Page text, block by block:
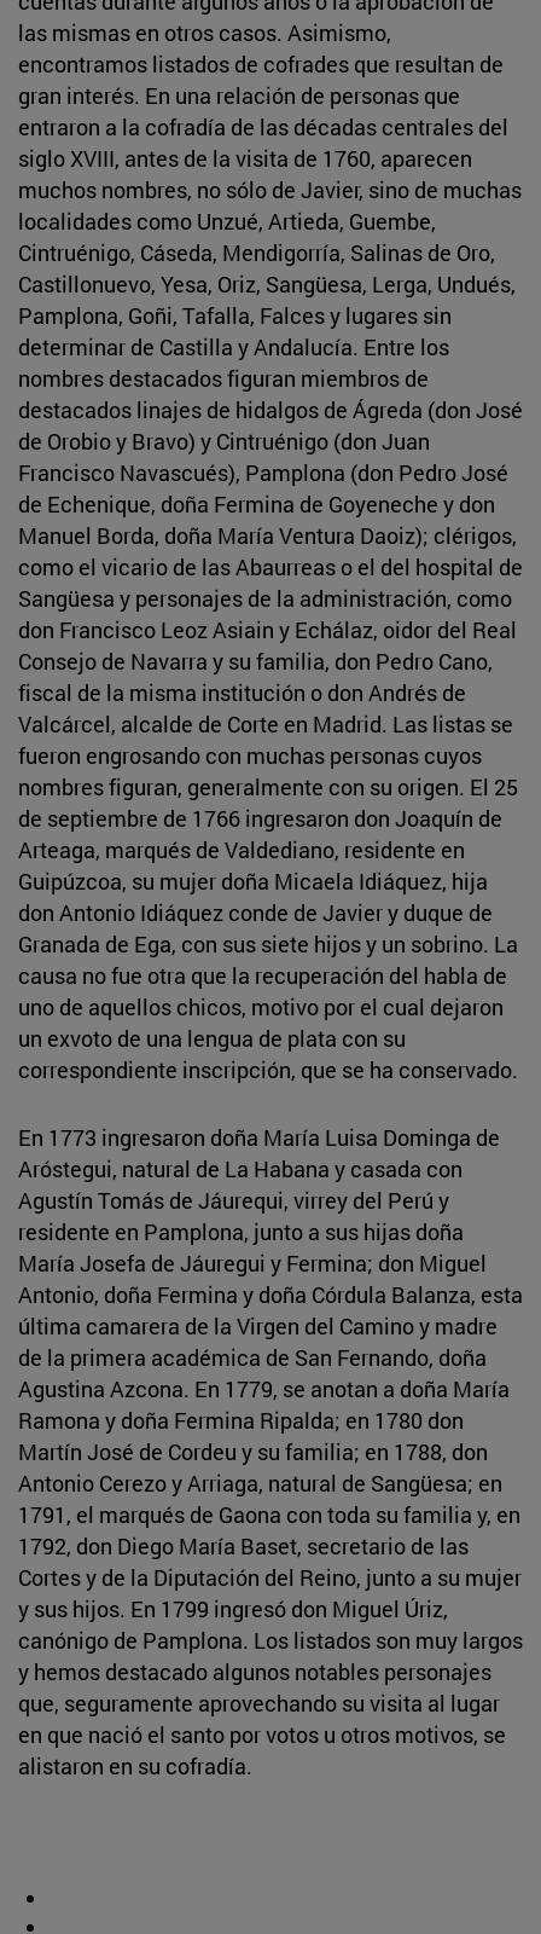
las mismas en otros casos. Asimismo,
encontramos listados de cofrades que resultan de
gran interés. En una relación de personas que
entraron a la cofradía de las décadas centrales del
siglo XVIII, antes de la visita de 1760, aparecen
muchos nombres, no sólo de Javier, sino de muchas
localidades como Unzué, Artieda, Guembe,
Cintruénigo, Cáseda, Mendigorría, Salinas de Oro,
Castillonuevo, Yesa, Oriz, Sangüesa, Lerga, Undués,
Pamplona, Goñi, Tafalla, Falces y lugares sin
determinar de Castilla y Andalucía. Entre los
nombres destacados figuran miembros de
destacados linajes de hidalgos de Ágreda (don José
de Orobio y Bravo) y Cintruénigo (don Juan
Francisco Navascués), Pamplona (don Pedro José
de Echenique, doña Fermina de Goyeneche y don
Manuel Borda, doña María Ventura Daoiz); clérigos,
como el vicario de las Abaurreas o el del hospital de
Sangüesa y personajes de la administración, como
don Francisco Leoz Asiain y Echálaz, oidor del Real
Consejo de Navarra y su familia, don Pedro Cano,
fiscal de la misma institución o don Andrés de
Valcárcel, alcalde de Corte en Madrid. Las listas se
fueron engrosando con muchas personas cuyos
nombres figuran, generalmente con su origen. El 25
de septiembre de 1766 ingresaron don Joaquín de
Arteaga, marqués de Valdediano, residente en
Guipúzcoa, su mujer doña Micaela Idiáquez, hija
don Antonio Idiáquez conde de Javier y duque de
Granada de Ega, con sus siete hijos y un sobrino. La
causa no fue otra que la recuperación del habla de
uno de aquellos chicos, motivo por el cual dejaron
un exvoto de una lengua de plata con su
correspondiente inscripción, que se ha conservado.
En 1773 ingresaron doña María Luisa Dominga de
Aróstegui, natural de La Habana y casada con
Agustín Tomás de Jáurequi, virrey del Perú y
residente en Pamplona, junto a sus hijas doña
María Josefa de Jáuregui y Fermina; don Miguel
Antonio, doña Fermina y doña Córdula Balanza, esta
última camarera de la Virgen del Camino y madre
de la primera académica de San Fernando, doña
Agustina Azcona. En 1779, se anotan a doña María
Ramona y doña Fermina Ripalda; en 1780 don
Martín José de Cordeu y su familia; en 1788, don
Antonio Cerezo y Arriaga, natural de Sangüesa; en
1791, el marqués de Gaona con toda su familia y, en
1792, don Diego María Baset, secretario de las
Cortes y de la Diputación del Reino, junto a su mujer
y sus hijos. En 1799 ingresó don Miguel Úriz,
canónigo de Pamplona. Los listados son muy largos
y hemos destacado algunos notables personajes
que, seguramente aprovechando su visita al lugar
en que nació el santo por votos u otros motivos, se
alistaron en su cofradía.